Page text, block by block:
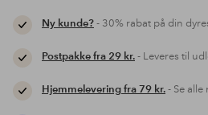
Ny kunde?- 30% rabat på din
Postpakke fra 29 kr.- Leveres til
Hjemmelevering fra 79 kr.- Se